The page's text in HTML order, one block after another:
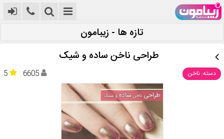
تازه ها - زیبامون
طراحی ناخن ساده و شیک
دسته: ناخن 5 6605